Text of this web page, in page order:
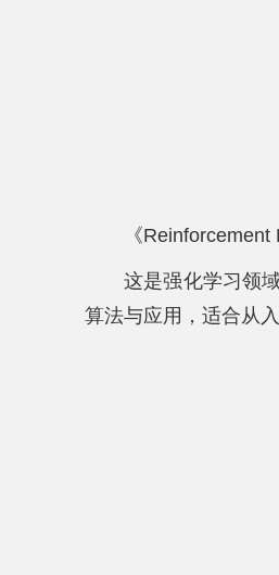
《
这是强化学习领
算法与应用，适合从